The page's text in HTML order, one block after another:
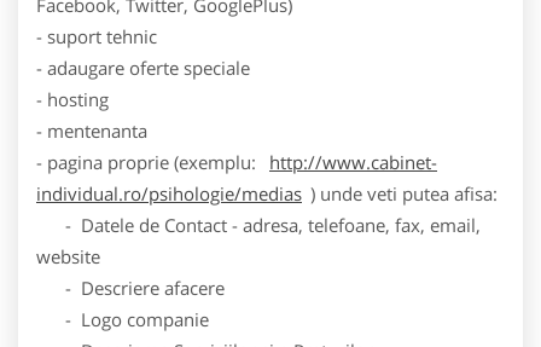
- suport tehnic
- adaugare oferte speciale
- hosting
- mentenanta
- pagina proprie (exemplu:
http://www.cabinet-
individual.ro/psihologie/medias ) unde veti putea afisa:
- Datele de Contact - adresa, telefoane, fax, email,
website
- Descriere afacere
- Logo companie